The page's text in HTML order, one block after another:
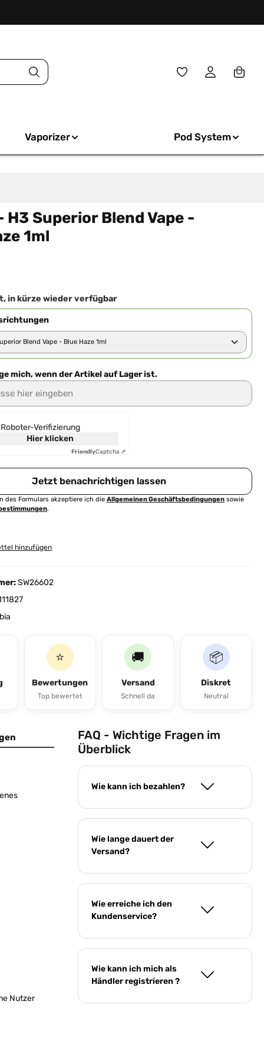
Du hast 0
Vaporizer Pod System
H3 Superior Blend Vape -
1ml
Bewertung von 0 von 5 Sternen
in kürze wieder verfügbar
mich, wenn der Artikel auf Lager ist.
eingeben
Verifizierung
Hier klicken
FriendlyCaptcha ⇗
Jetzt benachrichtigen lassen
des Formulars akzeptiere ich die Allgemeinen Geschäftsbedingungen sowie
.
hinzufügen
SW26602
⭐
Bewertungen
Top bewertet
🚚
Versand
Schnell da
📦
Diskret
Neutral
Nutzer
FAQ - Wichtige Fragen im
Überblick
Wie kann ich bezahlen?
Wie lange dauert der
Versand?
Wie erreiche ich den
Kundenservice?
Wie kann ich mich als
Händler registrieren ?